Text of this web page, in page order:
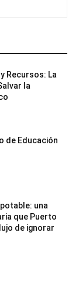
Recursos: La
la
de Educación
una
que Puerto
de ignorar